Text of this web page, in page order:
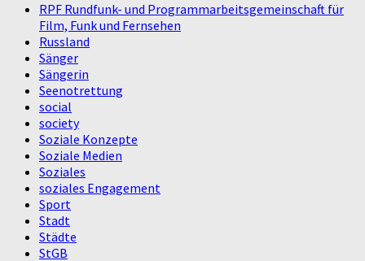
RPF Rundfunk- und Programmarbeitsgemeinschaft für
Film, Funk und Fernsehen
Russland
Sänger
Sängerin
Seenotrettung
social
society
Soziale Konzepte
Soziale Medien
Soziales
soziales Engagement
Sport
Stadt
Städte
StGB